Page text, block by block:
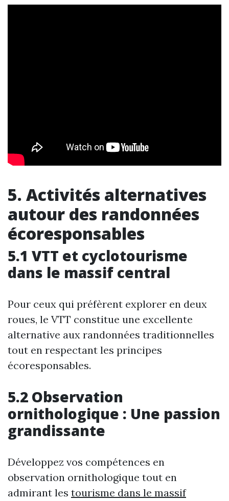
5. Activités alternatives
autour des randonnées
écoresponsables
5.1 VTT et cyclotourisme
dans le massif central
Pour ceux qui préfèrent explorer en deux
roues, le VTT constitue une excellente
alternative aux randonnées traditionnelles
tout en respectant les principes
écoresponsables.
5.2 Observation
ornithologique : Une passion
grandissante
Développez vos compétences en
observation ornithologique tout en
admirant les tourisme dans le massif